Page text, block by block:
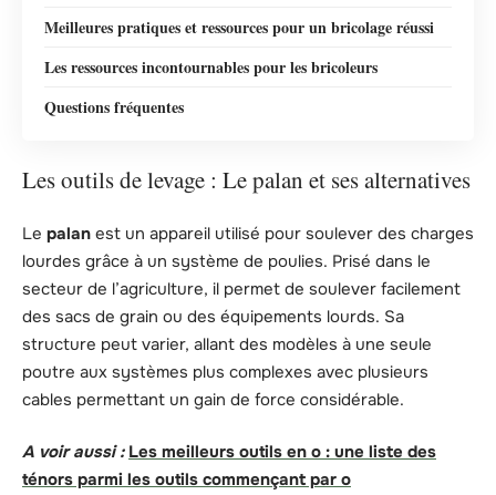
Meilleures pratiques et ressources pour un bricolage réussi
Les ressources incontournables pour les bricoleurs
Questions fréquentes
Les outils de levage : Le palan et ses alternatives
Le palan est un appareil utilisé pour soulever des charges
lourdes grâce à un système de poulies. Prisé dans le
secteur de l’agriculture, il permet de soulever facilement
des sacs de grain ou des équipements lourds. Sa
structure peut varier, allant des modèles à une seule
poutre aux systèmes plus complexes avec plusieurs
cables permettant un gain de force considérable.
A voir aussi : Les meilleurs outils en o : une liste des
ténors parmi les outils commençant par o